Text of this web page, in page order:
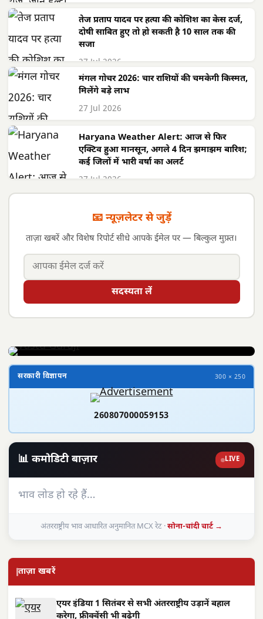
तेज प्रताप यादव पर हत्या की कोशिश का केस दर्ज,
दोषी साबित हुए तो हो सकती है 10 साल तक की
सजा
27 Jul 2026
मंगल गोचर 2026: चार राशियों की चमकेगी किस्मत,
मिलेंगे बड़े लाभ
27 Jul 2026
Haryana Weather Alert: आज से फिर
एक्टिव हुआ मानसून, अगले 4 दिन झमाझम बारिश;
कई जिलों में भारी वर्षा का अलर्ट
27 Jul 2026
📧 न्यूज़लेटर से जुड़ें
ताज़ा खबरें और विशेष रिपोर्ट सीधे आपके ईमेल पर — बिल्कुल मुफ़्त।
सदस्यता लें
सरकारी विज्ञापन 300 × 250
260807000059153
📊 कमोडिटी बाज़ार LIVE
भाव लोड हो रहे हैं…
अंतरराष्ट्रीय भाव आधारित अनुमानित MCX रेट ·सोना-चांदी चार्ट →
ताज़ा खबरें
एयर इंडिया 1 सितंबर से सभी अंतरराष्ट्रीय उड़ानें बहाल
करेगा, फ्रीक्वेंसी भी बढ़ेगी